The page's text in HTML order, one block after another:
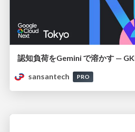
sansantech
PRO